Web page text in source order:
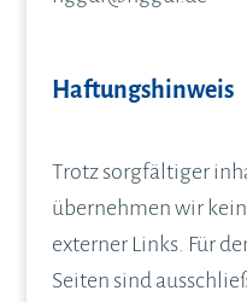
Haftungshinweis
Trotz sorgfältiger
übernehmen wir
externer Links. Für
Seiten sind